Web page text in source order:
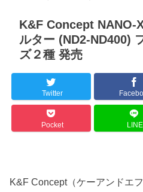
K&F Concept NANO-
ルター (ND2-ND400)
ズ２種 発売
Twitter
Pocket LINE
K&F Concept（ケーアンドエ